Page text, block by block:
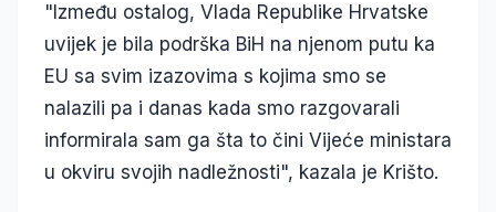
"Između ostalog, Vlada Republike Hrvatske
uvijek je bila podrška BiH na njenom putu ka
EU sa svim izazovima s kojima smo se
nalazili pa i danas kada smo razgovarali
informirala sam ga šta to čini Vijeće ministara
u okviru svojih nadležnosti", kazala je Krišto.